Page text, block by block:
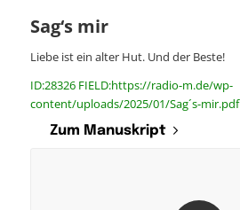
Sag‘s mir
Liebe ist ein alter Hut. Und der Beste!
ID:28326 FIELD:https://radio-m.de/wp-
content/uploads/2025/01/Sag´s-mir.pdf
Zum Manuskript